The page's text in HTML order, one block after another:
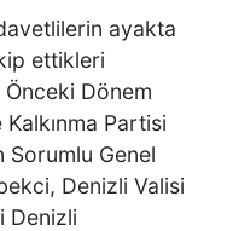
KAÇAK KAZI
TOPRAK KAYMASI
ZARAR VERDİ
ayakta
ettikleri
Önceki Dönem
Partisi
Sorumlu Genel
Denizli Valisi
Denizli